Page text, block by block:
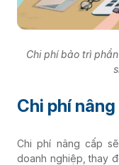
Chi phí bảo trì
Chi phí nâng
Chi phí nâng cấp
doanh nghiệp, thay